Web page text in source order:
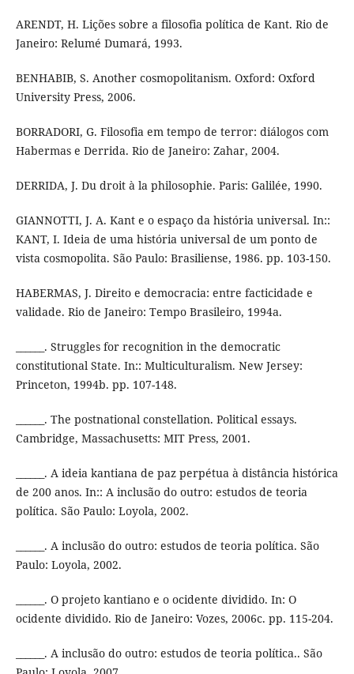
ARENDT, H. Lições sobre a filosofia política de Kant. Rio de
Janeiro: Relumé Dumará, 1993.
BENHABIB, S. Another cosmopolitanism. Oxford: Oxford
University Press, 2006.
BORRADORI, G. Filosofia em tempo de terror: diálogos com
Habermas e Derrida. Rio de Janeiro: Zahar, 2004.
DERRIDA, J. Du droit à la philosophie. Paris: Galilée, 1990.
GIANNOTTI, J. A. Kant e o espaço da história universal. In::
KANT, I. Ideia de uma história universal de um ponto de
vista cosmopolita. São Paulo: Brasiliense, 1986. pp. 103-150.
HABERMAS, J. Direito e democracia: entre facticidade e
validade. Rio de Janeiro: Tempo Brasileiro, 1994a.
______. Struggles for recognition in the democratic
constitutional State. In:: Multiculturalism. New Jersey:
Princeton, 1994b. pp. 107-148.
______. The postnational constellation. Political essays.
Cambridge, Massachusetts: MIT Press, 2001.
______. A ideia kantiana de paz perpétua à distância histórica
de 200 anos. In:: A inclusão do outro: estudos de teoria
política. São Paulo: Loyola, 2002.
______. A inclusão do outro: estudos de teoria política. São
Paulo: Loyola, 2002.
______. O projeto kantiano e o ocidente dividido. In: O
ocidente dividido. Rio de Janeiro: Vozes, 2006c. pp. 115-204.
______. A inclusão do outro: estudos de teoria política.. São